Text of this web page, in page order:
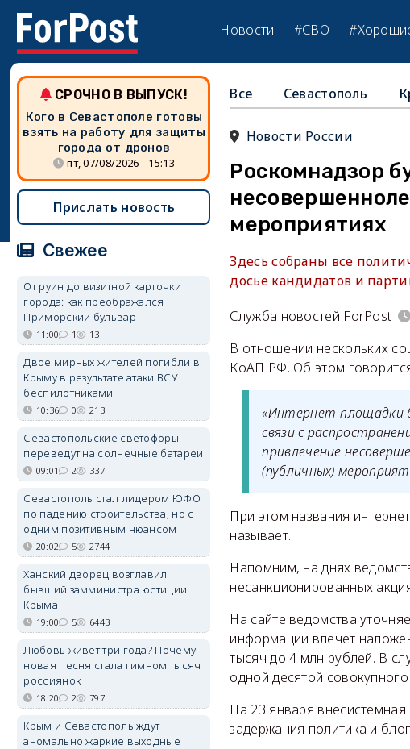
Новости #СВО
Все Севастополь
Новости России
Роскомнадзор
мероприятиях
Здесь собраны все
досье кандидатов и
Служба новостей ForPost
В отношении нескольких
КоАП РФ. Об этом
«Интернет-площадки
связи с
привлечение
(публичных)
При этом названия
называет.
Напомним, на днях
несанкционированных
На сайте ведомства
информации влечет
тысяч до 4 млн рублей. В
одной десятой
На 23 января
задержания политика и
СРОЧНО В ВЫПУСК!
Кого в Севастополе готовы
взять на работу для защиты
города от дронов
пт, 07/08/2026 - 15:13
Прислать новость
Свежее
От руин до визитной карточки
города: как преображался
Приморский бульвар
11:00 1 13
Двое мирных жителей погибли в
Крыму в результате атаки ВСУ
беспилотниками
10:36 0 213
Севастопольские светофоры
переведут на солнечные батареи
09:01 2 337
Севастополь стал лидером ЮФО
по падению строительства, но с
одним позитивным нюансом
20:02 5 2744
Ханский дворец возглавил
бывший замминистра юстиции
Крыма
19:00 5 6443
Любовь живёт три года? Почему
новая песня стала гимном тысяч
россиянок
18:20 2 797
Крым и Севастополь ждут
аномально жаркие выходные